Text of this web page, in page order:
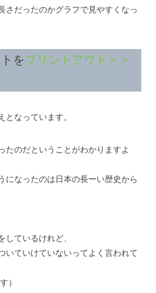
さだったのかグラフで見やすくなっ
をプリントアウト＞＞
なっています。
たのだということがわかりますよ
になったのは日本の長ーい歴史から
ているけれど、
いていけていないってよく言われて
）